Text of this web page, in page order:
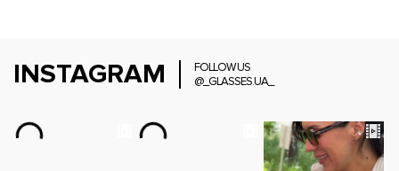
INSTAGRAM
FOLLOW US
@_GLASSES.UA_